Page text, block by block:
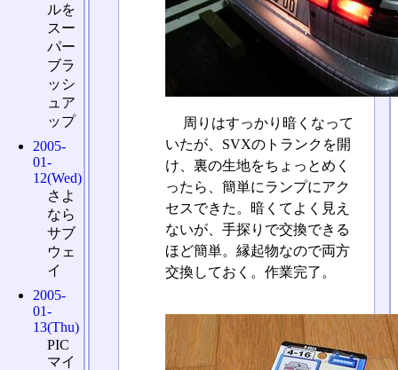
周りはすっかり暗くなって
いたが、SVXのトランクを開
け、裏の生地をちょっとめく
ったら、簡単にランプにアク
セスできた。暗くてよく見え
ないが、手探りで交換できる
ほど簡単。縁起物なので両方
交換しておく。作業完了。
ルを
スー
パー
ブラ
ッシ
ュア
ップ
2005-
01-
12(Wed)
さよ
なら
サブ
ウェ
イ
2005-
01-
13(Thu)
PIC
マイ